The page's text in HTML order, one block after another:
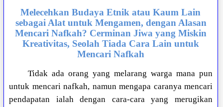
Melecehkan Budaya Etnik atau Kaum Lain
sebagai Alat untuk Mengamen, dengan Alasan
Mencari Nafkah? Cerminan Jiwa yang Miskin
Kreativitas, Seolah Tiada Cara Lain untuk
Mencari Nafkah
Tidak ada orang yang melarang warga mana pun
untuk mencari nafkah, namun mengapa caranya mencari
pendapatan ialah dengan cara-cara yang merugikan